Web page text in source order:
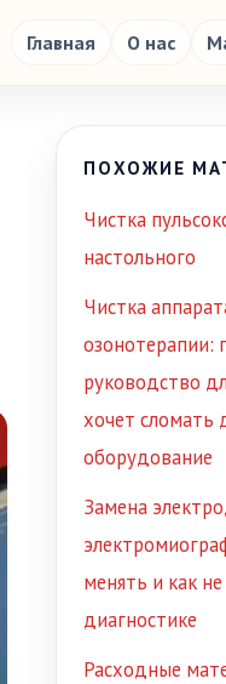
Главная О нас
ПОХОЖИЕ
Чистка
настольного
Чистка
озонотерапии:
руководство
хочет сломать
оборудование
Замена
менять и как
диагностике
Расходные